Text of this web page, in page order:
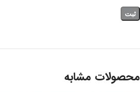
محصولات مشابه